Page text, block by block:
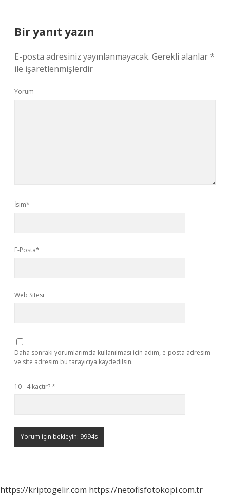
Bir yanıt yazın
E-posta adresiniz yayınlanmayacak. Gerekli alanlar*
ile işaretlenmişlerdir
Yorum
İsim*
E-Posta*
Web Sitesi
Daha sonraki yorumlarımda kullanılması için adım, e-posta adresim
ve site adresim bu tarayıcıya kaydedilsin.
10 - 4 kaçtır?*
https://kriptogelir.com https://netofisfotokopi.com.tr